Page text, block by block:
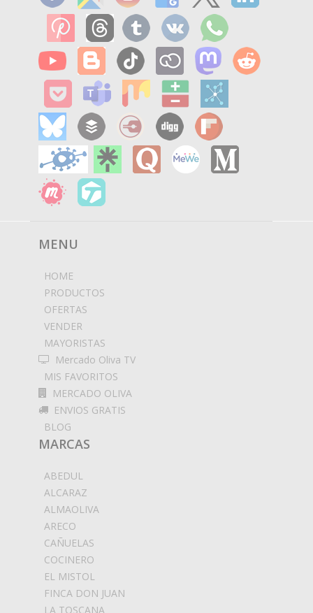
MENU
HOME
PRODUCTOS
OFERTAS
VENDER
MAYORISTAS
Mercado Oliva TV
MIS FAVORITOS
MERCADO OLIVA
ENVIOS GRATIS
BLOG
MARCAS
ABEDUL
ALCARAZ
ALMAOLIVA
ARECO
CAÑUELAS
COCINERO
EL MISTOL
FINCA DON JUAN
LA TOSCANA